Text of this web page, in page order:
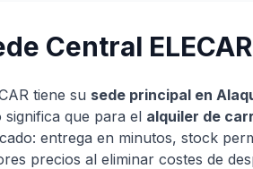
Central
tiene su sede principal en
significa que para el alquiler de
entrega en minutos, stock
precios al eliminar costes de